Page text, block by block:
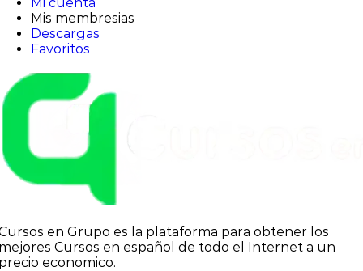
Mis membresias
Descargas
Favoritos
en Grupo es la plataforma para obtener los
Cursos en español de todo el Internet a un
economico.